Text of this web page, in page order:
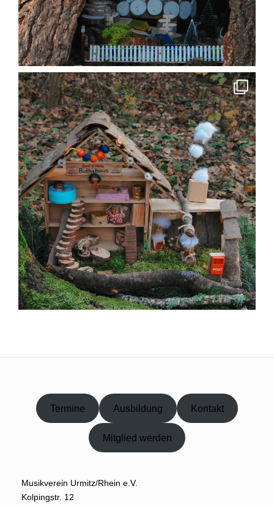
Termine Ausbildung Kontakt
Mitglied werden
Musikverein Urmitz/Rhein e.V.
Kolpingstr. 12